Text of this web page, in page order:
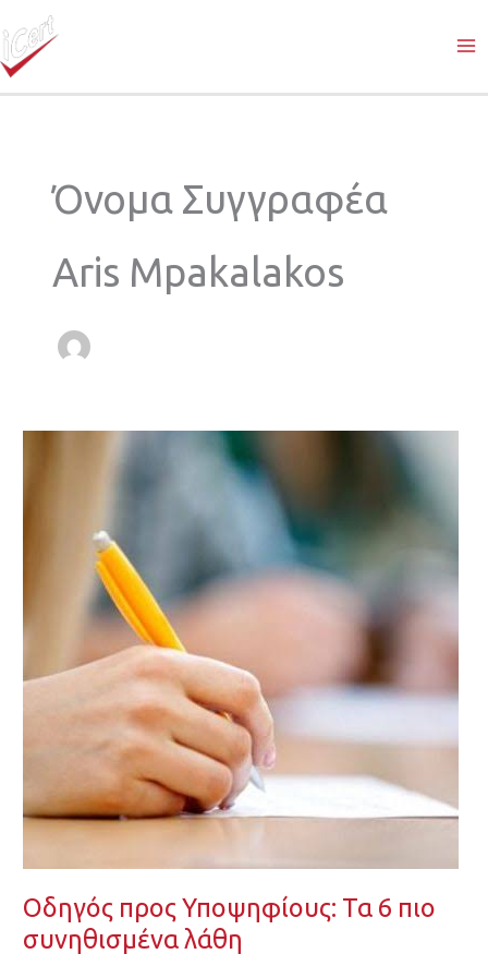
Μετάβαση
στο
περιεχόμενο
Όνομα Συγγραφέα
Aris Mpakalakos
Οδηγός προς Υποψηφίους: Τα 6 πιο
συνηθισμένα λάθη
στις εξετάσεις πιστοποίησης και πώς
τα αποφύγετε.